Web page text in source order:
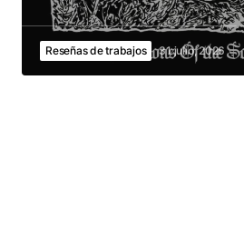
Reseñas de trabajos 31 julio, 2026